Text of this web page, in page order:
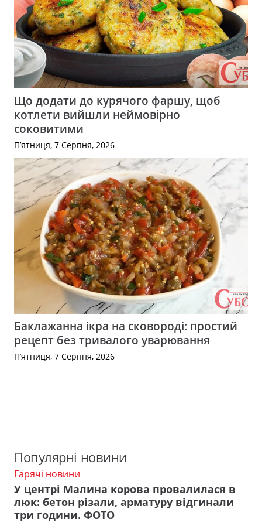
Що додати до курячого фаршу, щоб
котлети вийшли неймовірно
соковитими
П’ятниця, 7 Серпня, 2026
Баклажанна ікра на сковороді: простий
рецепт без тривалого уварювання
П’ятниця, 7 Серпня, 2026
Популярні новини
Гарячі новини
У центрі Малина корова провалилася в
люк: бетон різали, арматуру відгинали
три години. ФОТО